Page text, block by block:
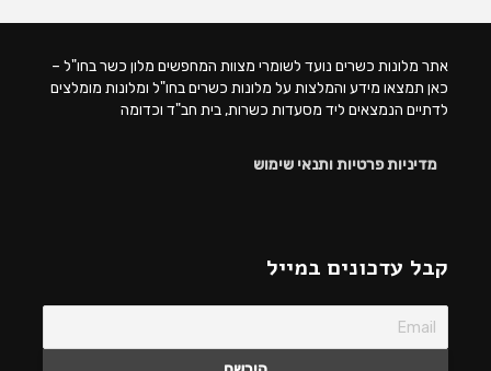
אתר מלונות כשרים נועד לשומרי מצוות המחפשים מלון כשר בחו"ל –
כאן תמצאו מידע והמלצות על מלונות כשרים בחו"ל ומלונות מומלצים
לדתיים הנמצאים ליד מסעדות כשרות, בית חב"ד וכדומה
מדיניות פרטיות ותנאי שימוש
קבל עדכונים במייל